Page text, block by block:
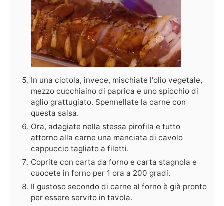
In una ciotola, invece, mischiate l'olio vegetale,
mezzo cucchiaino di paprica e uno spicchio di
aglio grattugiato. Spennellate la carne con
questa salsa.
Ora, adagiate nella stessa pirofila e tutto
attorno alla carne una manciata di cavolo
cappuccio tagliato a filetti.
Coprite con carta da forno e carta stagnola e
cuocete in forno per 1 ora a 200 gradi.
Il gustoso secondo di carne al forno è già pronto
per essere servito in tavola.